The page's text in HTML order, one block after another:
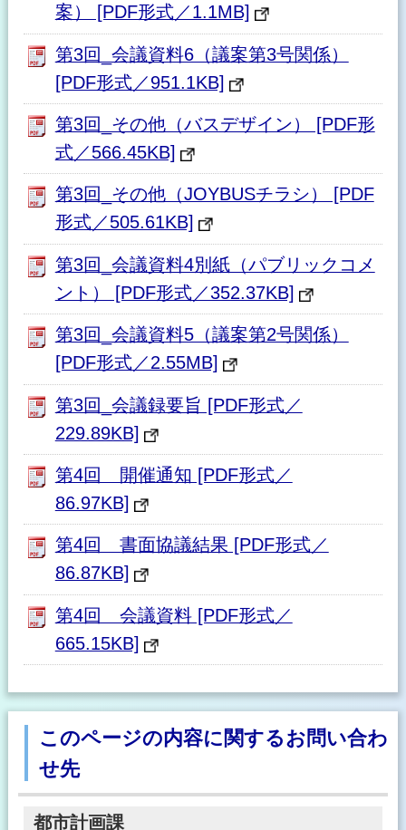
案） [PDF形式／1.1MB]
第3回_会議資料6（議案第3号関係）
[PDF形式／951.1KB]
第3回_その他（バスデザイン） [PDF形
式／566.45KB]
第3回_その他（JOYBUSチラシ） [PDF
形式／505.61KB]
第3回_会議資料4別紙（パブリックコメ
ント） [PDF形式／352.37KB]
第3回_会議資料5（議案第2号関係）
[PDF形式／2.55MB]
第3回_会議録要旨 [PDF形式／
229.89KB]
第4回 開催通知 [PDF形式／
86.97KB]
第4回 書面協議結果 [PDF形式／
86.87KB]
第4回 会議資料 [PDF形式／
665.15KB]
このページの内容に関するお問い合わ
せ先
都市計画課